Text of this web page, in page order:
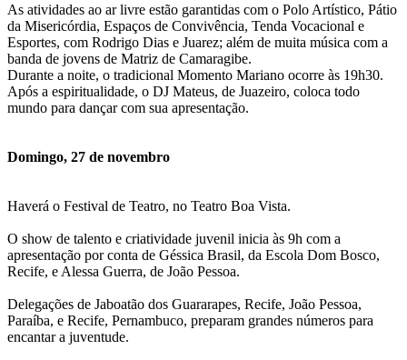
As atividades ao ar livre estão garantidas com o Polo Artístico, Pátio
da Misericórdia, Espaços de Convivência, Tenda Vocacional e
Esportes, com Rodrigo Dias e Juarez; além de muita música com a
banda de jovens de Matriz de Camaragibe.
Durante a noite, o tradicional Momento Mariano ocorre às 19h30.
Após a espiritualidade, o DJ Mateus, de Juazeiro, coloca todo
mundo para dançar com sua apresentação.
Domingo, 27 de novembro
Haverá o Festival de Teatro, no Teatro Boa Vista.
O show de talento e criatividade juvenil inicia às 9h com a
apresentação por conta de Géssica Brasil, da Escola Dom Bosco,
Recife, e Alessa Guerra, de João Pessoa.
Delegações de Jaboatão dos Guararapes, Recife, João Pessoa,
Paraíba, e Recife, Pernambuco, preparam grandes números para
encantar a juventude.